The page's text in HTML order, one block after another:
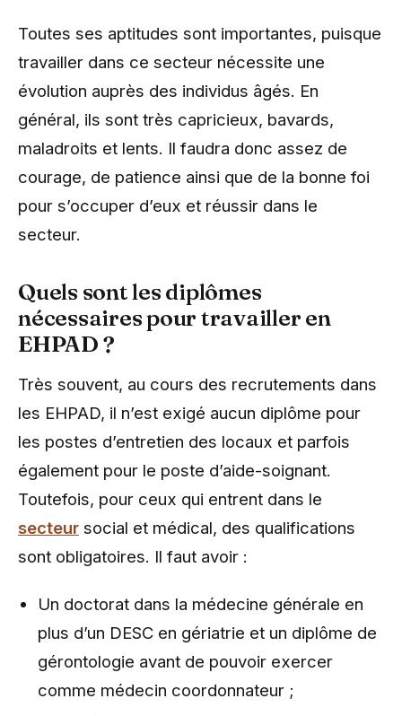
Toutes ses aptitudes sont importantes, puisque
travailler dans ce secteur nécessite une
évolution auprès des individus âgés. En
général, ils sont très capricieux, bavards,
maladroits et lents. Il faudra donc assez de
courage, de patience ainsi que de la bonne foi
pour s’occuper d’eux et réussir dans le
secteur.
Quels sont les diplômes
nécessaires pour travailler en
EHPAD ?
Très souvent, au cours des recrutements dans
les EHPAD, il n’est exigé aucun diplôme pour
les postes d’entretien des locaux et parfois
également pour le poste d’aide-soignant.
Toutefois, pour ceux qui entrent dans le
secteur social et médical, des qualifications
sont obligatoires. Il faut avoir :
Un doctorat dans la médecine générale en
plus d’un DESC en gériatrie et un diplôme de
gérontologie avant de pouvoir exercer
comme médecin coordonnateur ;